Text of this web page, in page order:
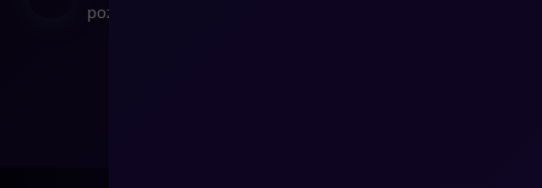
pozycji w wyszukiwarce.